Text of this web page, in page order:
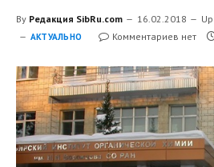
By Редакция SibRu.com 16.02.2018
АКТУАЛЬНО Комментариев нет